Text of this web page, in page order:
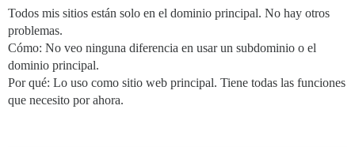
Todos mis sitios están solo en el dominio principal. No hay otros
problemas.
Cómo: No veo ninguna diferencia en usar un subdominio o el
dominio principal.
Por qué: Lo uso como sitio web principal. Tiene todas las funciones
que necesito por ahora.